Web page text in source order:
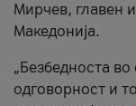
Мирчев, главен
Македонија.
„Безбедноста во
одговорност и